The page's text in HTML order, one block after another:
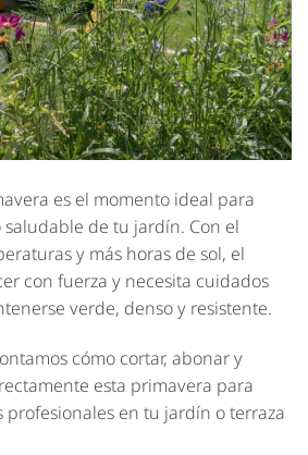
es el momento ideal para
de tu jardín. Con el
y más horas de sol, el
con fuerza y necesita cuidados
verde, denso y resistente.
cómo cortar, abonar y
esta primavera para
profesionales en tu jardín o terraza